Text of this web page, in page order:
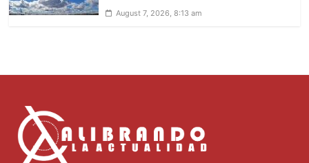
August 7, 2026, 8:13 am